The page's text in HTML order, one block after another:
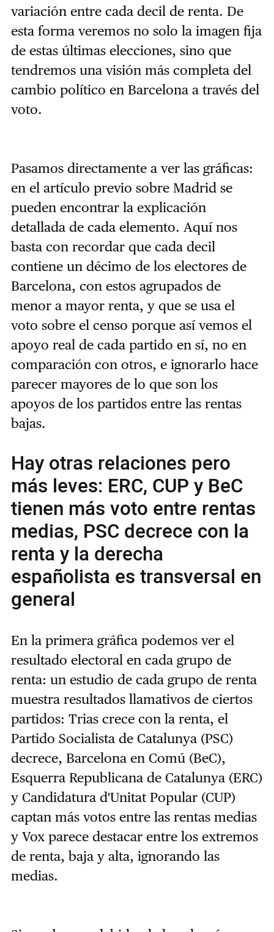
variación entre cada decil de renta. De
esta forma veremos no solo la imagen fija
de estas últimas elecciones, sino que
tendremos una visión más completa del
cambio político en Barcelona a través del
voto.
Pasamos directamente a ver las gráficas:
en el artículo previo sobre Madrid se
pueden encontrar la explicación
detallada de cada elemento. Aquí nos
basta con recordar que cada decil
contiene un décimo de los electores de
Barcelona, con estos agrupados de
menor a mayor renta, y que se usa el
voto sobre el censo porque así vemos el
apoyo real de cada partido en sí, no en
comparación con otros, e ignorarlo hace
parecer mayores de lo que son los
apoyos de los partidos entre las rentas
bajas.
Hay otras relaciones pero
más leves: ERC, CUP y BeC
tienen más voto entre rentas
medias, PSC decrece con la
renta y la derecha
españolista es transversal en
general
En la primera gráfica podemos ver el
resultado electoral en cada grupo de
renta: un estudio de cada grupo de renta
muestra resultados llamativos de ciertos
partidos: Trias crece con la renta, el
Partido Socialista de Catalunya (PSC)
decrece, Barcelona en Comú (BeC),
Esquerra Republicana de Catalunya (ERC)
y Candidatura d'Unitat Popular (CUP)
captan más votos entre las rentas medias
y Vox parece destacar entre los extremos
de renta, baja y alta, ignorando las
medias.